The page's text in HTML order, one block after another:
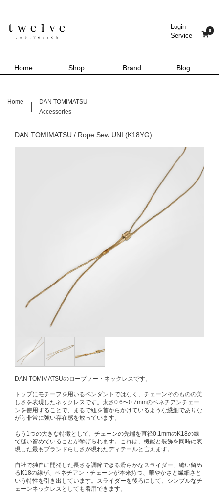
Login
Service
0
Home Shop Brand Blog
Home
DAN TOMIMATSU
Accessories
DAN TOMIMATSU / Rope Sew UNI (K18YG)
DAN TOMIMATSUのロープソー・ネックレスです。
トップにモチーフを用いるペンダントではなく、チェーンそのものの美
しさを表現したネックレスです。太さ0.6〜0.7mmのベネチアンチェー
ンを使用することで、まるで紐を首からかけているような繊細でありな
がら非常に強い存在感を放っています。
もう1つの大きな特徴として、チェーンの先端を直径0.1mmのK18の線
で縫い留めていることが挙げられます。これは、機能と装飾を同時に表
現した最もブランドらしさが現れたディテールと言えます。
自社で独自に開発した長さを調節できる滑らかなスライダー、縫い留め
るK18の線が、ベネチアン・チェーンが本来持つ、華やかさと繊細さと
いう特性を引き出しています。スライダーを後ろにして、シンプルなチ
ェーンネックレスとしても着用できます。